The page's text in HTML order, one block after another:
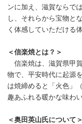
ンに加え、滋賀ならで
し、それらから宝物と
く体感していただける
＜信楽焼とは？＞
信楽焼は、滋賀県甲
物で、平安時代に起源
は焼締めると「火色」
趣あふれる暖かな味わ
＜奥田英山氏について＞